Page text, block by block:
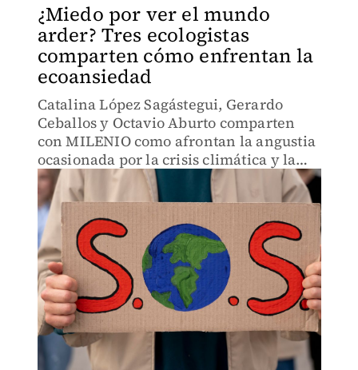
¿Miedo por ver el mundo
arder? Tres ecologistas
comparten cómo enfrentan la
ecoansiedad
Catalina López Sagástegui, Gerardo
Ceballos y Octavio Aburto comparten
con MILENIO como afrontan la angustia
ocasionada por la crisis climática y la
pérdida de ecosistemas.